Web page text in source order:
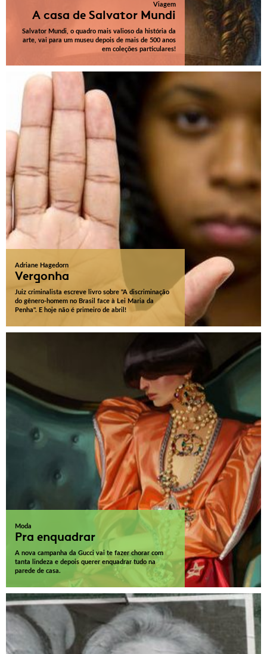
Viagem
A casa de Salvator Mundi
Salvator Mundi, o quadro mais valioso da história da
arte, vai para um museu depois de mais de 500 anos
em coleções particulares!
Adriane Hagedorn
Vergonha
Juiz criminalista escreve livro sobre "A discriminação
do gênero-homem no Brasil face à Lei Maria da
Penha". E hoje não é primeiro de abril!
Moda
Pra enquadrar
A nova campanha da Gucci vai te fazer chorar com
tanta lindeza e depois querer enquadrar tudo na
parede de casa.